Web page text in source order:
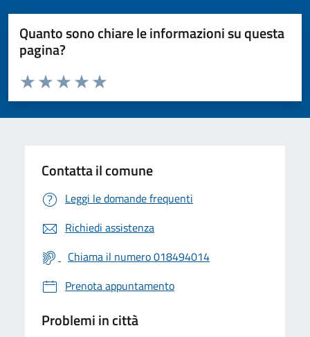
Quanto sono chiare le informazioni su questa
pagina?
Valuta da 1 a 5 stelle la pagina
Valuta 5 stelle su 5
Valuta 4 stelle su 5
Valuta 3 stelle su 5
Valuta 2 stelle su 5
Valuta 1 stelle su 5
Contatta il comune
Leggi le domande frequenti
Richiedi assistenza
Chiama il numero 018494014
Prenota appuntamento
Problemi in città